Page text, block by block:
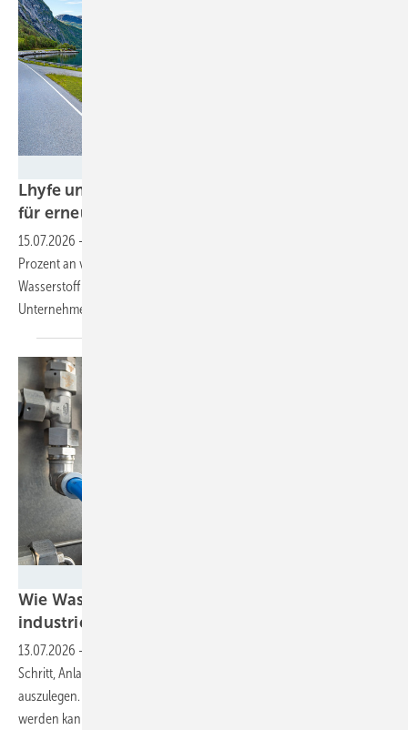
Lhyfe und Messer schließen Zehnjahresvertrag
für erneuerbaren
15.07.2026 -
Prozent an vier Produktionsstandorten von Lhyfe für erneuerbaren
Wasserstoff in Frankreich und Deutschland. Zusätzlich haben beide
Unternehmen einen zehnjährigen Liefervertrag
Wie Wasserstofftechnologien für den
industriellen Betrieb skaliert
13.07.2026 -
Schritt, Anlagen und Dienstleistungen für den großen Maßstab
auszulegen. Unternehmen zeigen, wie dieser Schritt gemeistert
werden kann.